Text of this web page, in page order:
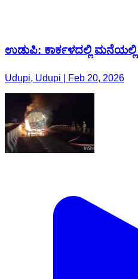
ಉಡುಪಿ: ಕಾರ್ಕಳದಲ್ಲಿ ಮನೆಯಲ್ಲಿ
Udupi, Udupi | Feb 20, 2026